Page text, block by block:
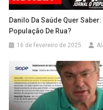
Danilo Da Saúde Quer
População De Rua?
16 de fevereiro de 2025